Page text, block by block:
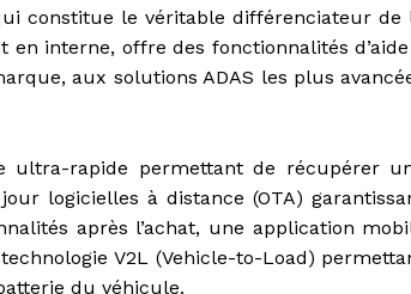
constitue le véritable différenciateur de
en interne, offre des fonctionnalités
aux solutions ADAS les plus
ultra-rapide permettant de récupérer
logicielles à distance (OTA)
après l’achat, une application
V2L (Vehicle-to-Load)
du véhicule.